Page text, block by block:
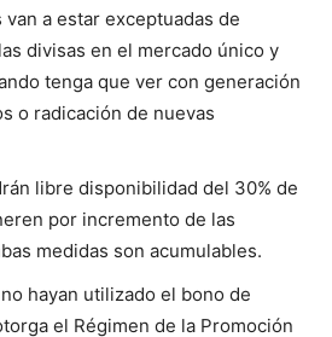
a estar exceptuadas de
divisas en el mercado único y
tenga que ver con generación
o radicación de nuevas
libre disponibilidad del 30% de
por incremento de las
medidas son acumulables.
hayan utilizado el bono de
el Régimen de la Promoción